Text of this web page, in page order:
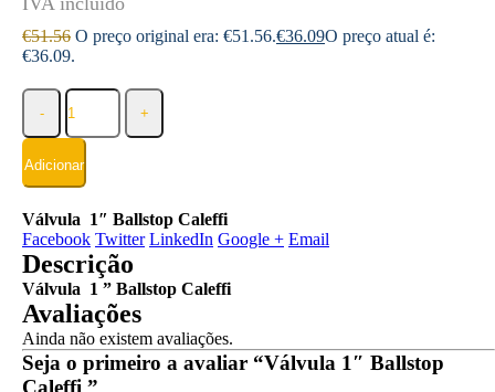
€51.56 O preço original era: €51.56.€36.09O preço atual é:
€36.09.
- +
Adicionar
Válvula 1″ Ballstop Caleffi
Facebook Twitter LinkedIn Google + Email
Descrição
Válvula 1 ” Ballstop Caleffi
Avaliações
Ainda não existem avaliações.
Seja o primeiro a avaliar “Válvula 1″ Ballstop
Caleffi ”